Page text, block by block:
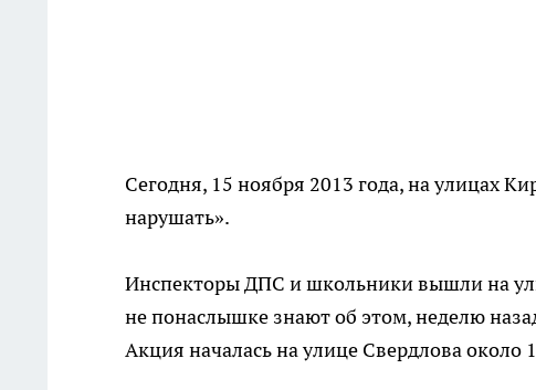
Сегодня, 15 ноября 2013 года, на улицах
нарушать».
Инспекторы ДПС и школьники вышли на
не понаслышке знают об этом, неделю
Акция началась на улице Свердлова около